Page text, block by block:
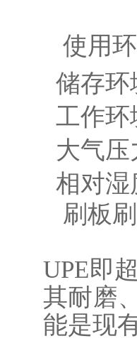
使用
储存
工作
大气压
相对湿
刷板
UPE即
其耐磨
能是现